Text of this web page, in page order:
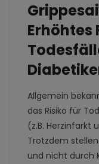
Erhöhtes
Allgemein
das Risiko für
(z.B. Herzinfarkt
Trotzdem
und nicht durch